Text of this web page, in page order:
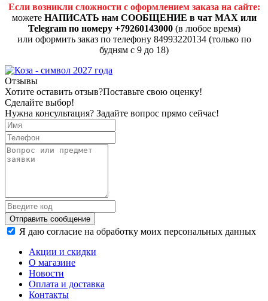
Если возникли сложности с оформлением заказа на сайте:
можете НАПИСАТЬ нам СООБЩЕНИЕ в чат MAX или
Telegram по номеру +79260143000(в любое время)
или оформить заказ по телефону 84993220134 (только по
будням с 9 до 18)
Отзывы
Хотите оставить отзыв?Поставьте свою оценку!
Сделайте выбор!
Нужна консультация? Задайте вопрос прямо сейчас!
Отправить сообщение
Я даю согласие на обработку моих персональных данных
Акции и скидки
О магазине
Новости
Оплата и доставка
Контакты